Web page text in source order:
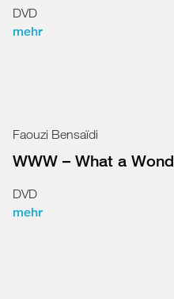
DVD
mehr
Faouzi Bensaïdi
WWW – What a
DVD
mehr